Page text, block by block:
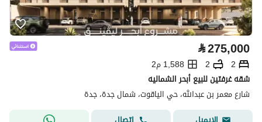
⃁275,000
2
2
1,588 م2
شقه غرفتين للبيع أبحر الشماليه
شارع معمر بن عبدالله، حي الياقوت، شمال جدة، جدة